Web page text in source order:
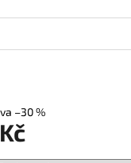
–30 %